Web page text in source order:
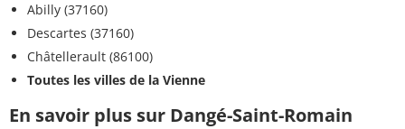
Abilly (37160)
Descartes (37160)
Châtellerault (86100)
Toutes les villes de la Vienne
En savoir plus sur Dangé-Saint-Romain